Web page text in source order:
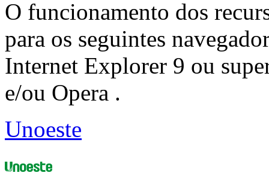
O funcionamento dos
para os seguintes
Internet Explorer 9 ou
e/ou Opera .
Unoeste